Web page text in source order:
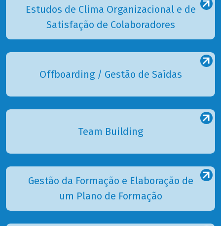
Estudos de Clima Organizacional e de
Satisfação de Colaboradores
Offboarding / Gestão de Saídas
Team Building
Gestão da Formação e Elaboração de
um Plano de Formação